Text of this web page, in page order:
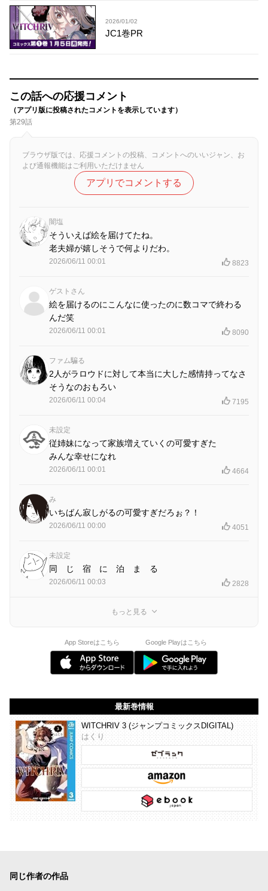
2026/01/02
JC1巻PR
この話への応援コメント
（アプリ版に投稿されたコメントを表示しています）
第29話
ブラウザ版では、応援コメントの投稿、コメントへのいいジャン、お
よび通報機能はご利用いただけません
アプリでコメントする
闇塩
そういえば絵を届けてたね。
老夫婦が嬉しそうで何よりだわ。
2026/06/11 00:01 8823
ゲストさん
絵を届けるのにこんなに使ったのに数コマで終わる
んだ笑
2026/06/11 00:01 8090
ファム騙る
2人がラロウドに対して本当に大した感情持ってなさ
そうなのおもろい
2026/06/11 00:04 7195
未設定
従姉妹になって家族増えていくの可愛すぎた
みんな幸せになれ
2026/06/11 00:01 4664
み
いちばん寂しがるの可愛すぎだろぉ？！
2026/06/11 00:00 4051
未設定
同 じ 宿 に 泊 ま る
2026/06/11 00:03 2828
もっと見る
App Storeはこちら Google Playはこちら
最新巻情報
WITCHRIV 3 (ジャンプコミックスDIGITAL)
はくり
同じ作者の作品